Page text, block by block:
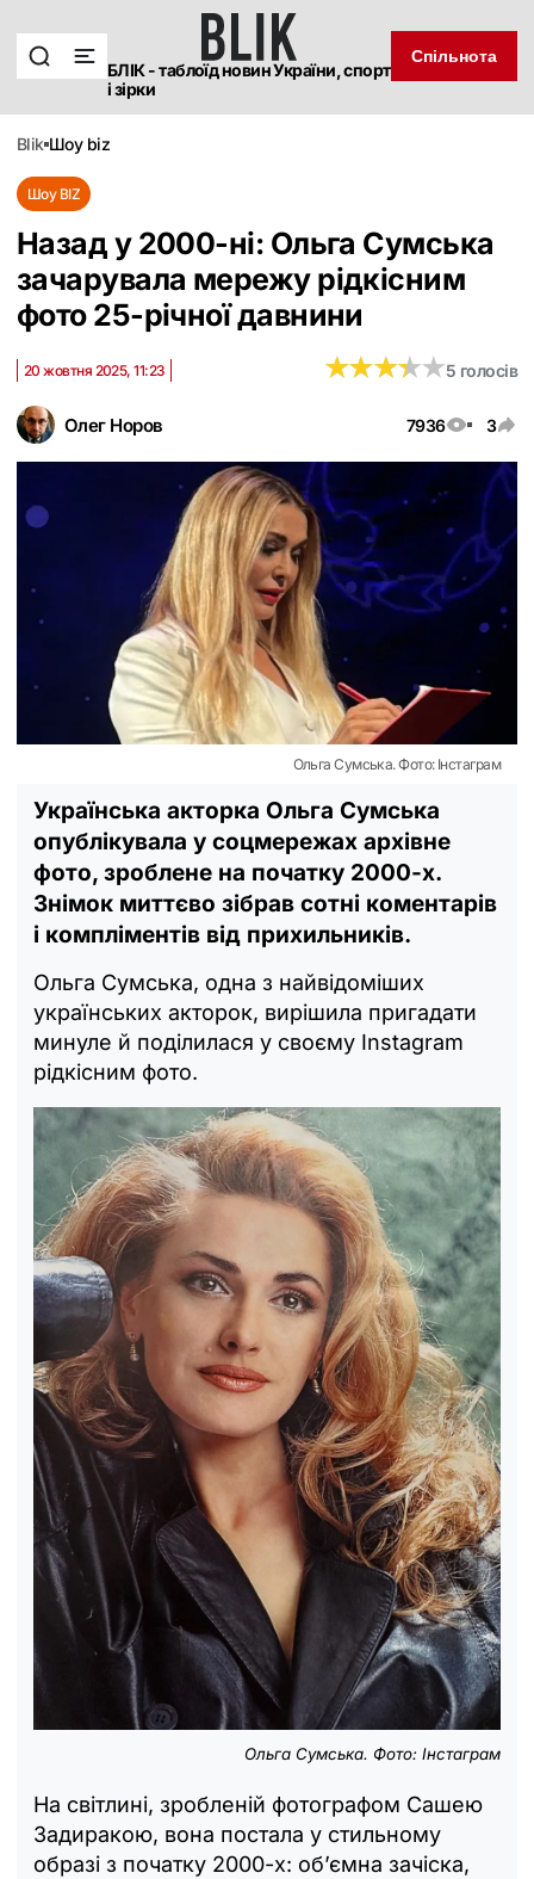
БЛІК - таблоїд новин України, спорт
і зірки
Спільнота
blik шоу biz
Шоу BIZ
Назад у 2000-ні: Ольга Сумська
зачарувала мережу рідкісним
фото 25-річної давнини
Олег Норов 7936 3
20 жовтня 2025, 11:23 ★★★★★
★★★★★5 голосів
Ольга Сумська. Фото: Інстаграм
Українська акторка Ольга Сумська
опублікувала у соцмережах архівне
фото, зроблене на початку 2000-х.
Знімок миттєво зібрав сотні коментарів
і компліментів від прихильників.
Ольга Сумська, одна з найвідоміших
українських акторок, вирішила пригадати
минуле й поділилася у своєму Instagram
рідкісним фото.
Ольга Сумська. Фото: Інстаграм
На світлині, зробленій фотографом Сашею
Задиракою, вона постала у стильному
образі з початку 2000-х: об’ємна зачіска,